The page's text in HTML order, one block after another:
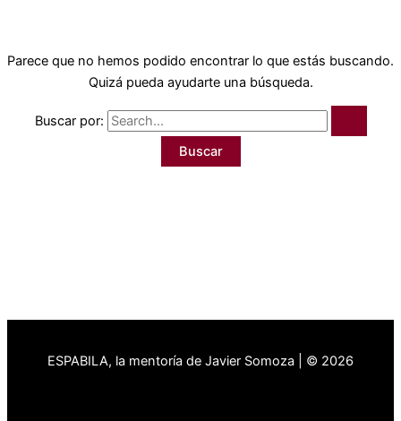
Parece que no hemos podido encontrar lo que estás buscando.
Quizá pueda ayudarte una búsqueda.
Buscar por:
ESPABILA, la mentoría de Javier Somoza | © 2026